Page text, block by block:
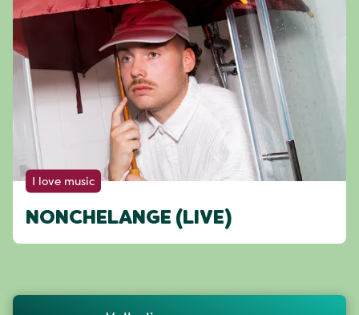
I love music
NONCHELANGE (LIVE)